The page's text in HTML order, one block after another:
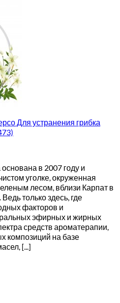
Для устранения грибка
в 2007 году и
уголке, окруженная
лесом, вблизи Карпат в
только здесь, где
факторов и
эфирных и жирных
средств ароматерапии,
композиций на базе
[...]